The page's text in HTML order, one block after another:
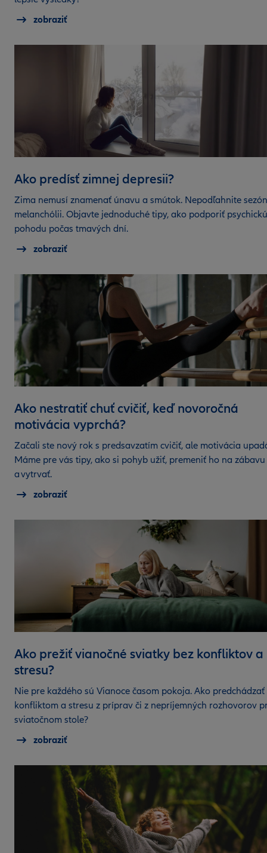
zobraziť
Ako predísť zimnej depresii?
Zima nemusí znamenať únavu a smútok. Nepodľahnite
melanchólii. Objavte jednoduché tipy, ako podporiť psychickú
pohodu počas tmavých dní.
zobraziť
Ako nestratiť chuť cvičiť, keď novoročná
motivácia vyprchá?
Začali ste nový rok s predsavzatím cvičiť, ale motivácia
Máme pre vás tipy, ako si pohyb užiť, premeniť ho na zábavu
a vytrvať.
zobraziť
Ako prežiť vianočné sviatky bez konfliktov a
stresu?
Nie pre každého sú Vianoce časom pokoja. Ako predchádzať
konfliktom a stresu z príprav či z nepríjemných rozhovorov
sviatočnom stole?
zobraziť